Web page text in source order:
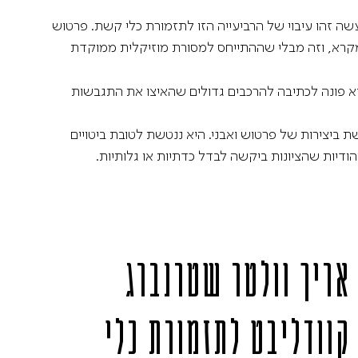
Israel Philharmonic
Foundation UK
השלישית בקונצרט, היא עיבוד של הרביעייה השנייה לכלי קשת שכתב ב־1960 ועיבד ב־1970; למעשה זהו עיבוי של הרביעייה הזו לתזמורת כלי קשת. פרטוש
וזה מבלי שההתייחס למסורת מוזיקלית ממוקדת
שהוא פונה לכתיבה להרכבים גדולים שהאיצו את התגבשות
של פרטוש ואבני. היא ננטשת לטובת ביטויים
שהציונות ביקשה לבדל כדתיות או גלותיות.
אריך וולטר שטרנברג
קוודליבט לתזמורת כלי